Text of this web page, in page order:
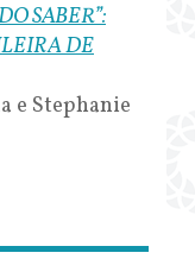
SABER”:
DE
e Stephanie